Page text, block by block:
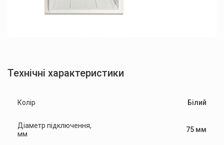
Технічні характеристики
Колір Білий
Діаметр підключення,
мм
75 мм